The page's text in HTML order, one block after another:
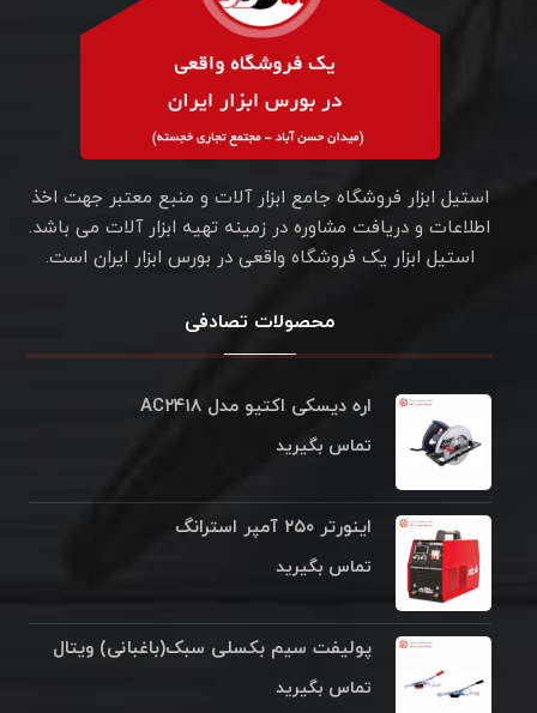
استیل ابزار فروشگاه جامع ابزار آلات و منبع معتبر جهت اخذ
اطلاعات و دریافت مشاوره در زمینه تهیه ابزار آلات می باشد.
استیل ابزار یک فروشگاه واقعی در بورس ابزار ایران است.
محصولات تصادفی
اره دیسکی اکتیو مدل AC۲۴۱۸
تماس بگیرید
اینورتر ۲۵۰ آمپر استرانگ
تماس بگیرید
پولیفت سیم بکسلی سبک(باغبانی) ویتال
تماس بگیرید